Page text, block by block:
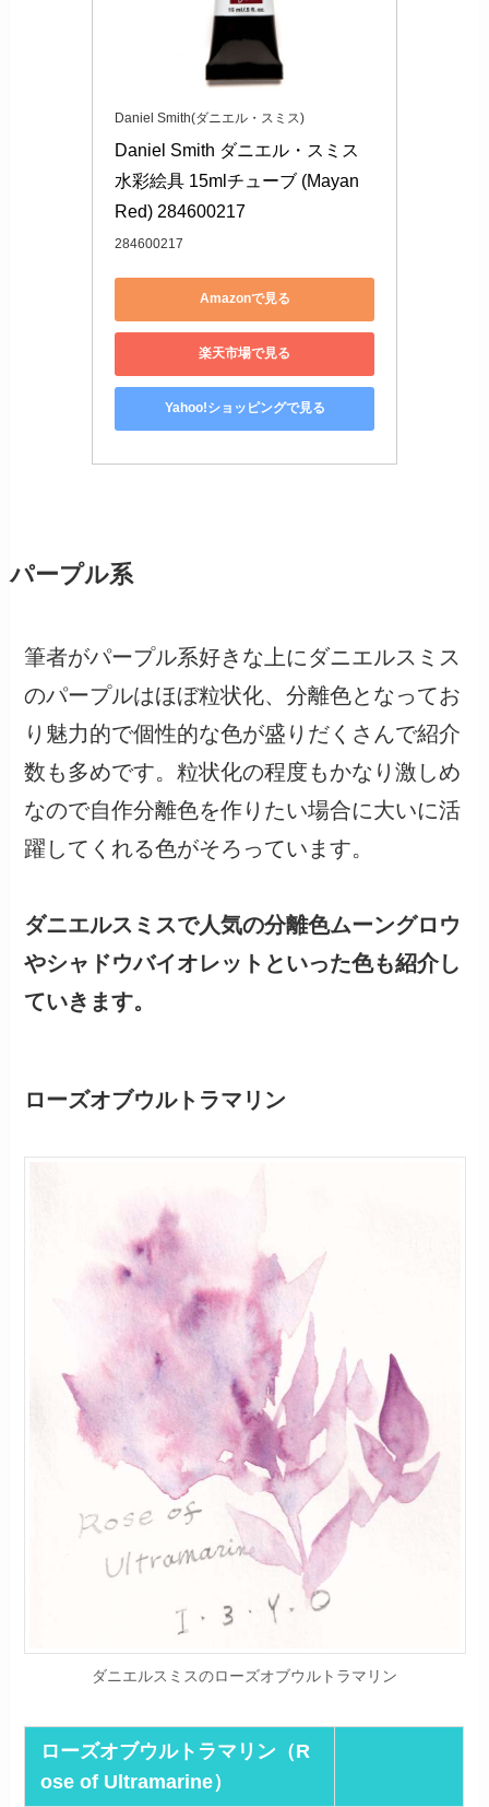
Daniel Smith(ダニエル・スミス)
Daniel Smith ダニエル・スミス
水彩絵具 15mlチューブ (Mayan
Red) 284600217
284600217
Amazonで見る
楽天市場で見る
Yahoo!ショッピングで見る
パープル系
筆者がパープル系好きな上にダニエルスミス
のパープルはほぼ粒状化、分離色となってお
り魅力的で個性的な色が盛りだくさんで紹介
数も多めです。粒状化の程度もかなり激しめ
なので自作分離色を作りたい場合に大いに活
躍してくれる色がそろっています。
ダニエルスミスで人気の分離色ムーングロウ
やシャドウバイオレットといった色も紹介し
ていきます。
ローズオブウルトラマリン
ダニエルスミスのローズオブウルトラマリン
ローズオブウルトラマリン（R
ose of Ultramarine）